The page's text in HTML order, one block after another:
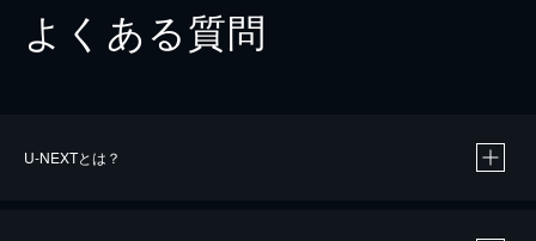
よくある質問
U-NEXTとは？